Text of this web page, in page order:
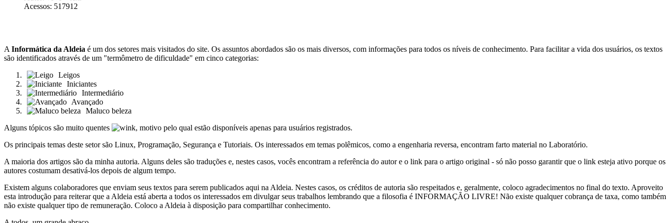
Acessos: 517912
A Informática da Aldeia é um dos setores mais visitados do site. Os assuntos abordados são os mais diversos, com informações para todos os níveis de conhecimento. Para facilitar a vida dos usuários, os textos
são identificados através de um "termômetro de dificuldade" em cinco categorias:
Leigos
Iniciantes
Intermediário
Avançado
Maluco beleza
Alguns tópicos são muito quentes
, motivo pelo qual estão disponíveis apenas para usuários registrados.
Os principais temas deste setor são Linux, Programação, Segurança e Tutoriais. Os interessados em temas polêmicos, como a engenharia reversa, encontram farto material no Laboratório.
A maioria dos artigos são da minha autoria. Alguns deles são traduções e, nestes casos, vocês encontram a referência do autor e o link para o artigo original - só não posso garantir que o link esteja ativo porque os
autores costumam desativá-los depois de algum tempo.
Existem alguns colaboradores que enviam seus textos para serem publicados aqui na Aldeia. Nestes casos, os créditos de autoria são respeitados e, geralmente, coloco agradecimentos no final do texto. Aproveito
esta introdução para reiterar que a Aldeia está aberta a todos os interessados em divulgar seus trabalhos lembrando que a filosofia é INFORMAÇÃO LIVRE! Não existe qualquer cobrança de taxa, como também
não existe qualquer tipo de remuneração. Coloco a Aldeia à disposição para compartilhar conhecimento.